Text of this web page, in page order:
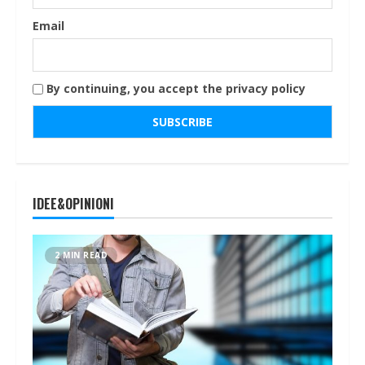
Email
By continuing, you accept the privacy policy
IDEE&OPINIONI
2 MIN READ